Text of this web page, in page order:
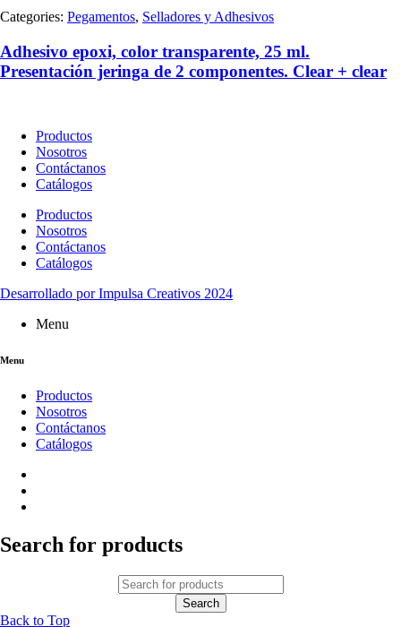
Categories: Pegamentos, Selladores y Adhesivos
Adhesivo epoxi, color transparente, 25 ml.
Presentación jeringa de 2 componentes. Clear + clear
Productos
Nosotros
Contáctanos
Catálogos
Productos
Nosotros
Contáctanos
Catálogos
Desarrollado por Impulsa Creativos 2024
Menu
Menu
Productos
Nosotros
Contáctanos
Catálogos
Search for products
Back to Top